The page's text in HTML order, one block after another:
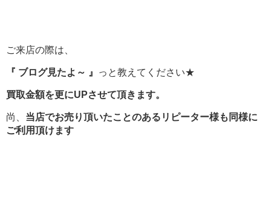
ご来店の際は、
『 ブログ見たよ～ 』 っと教えてください★
買取金額を更にUPさせて頂きます。
尚、 当店でお売り頂いたことのあるリピーター様も同様に
ご利用頂けます